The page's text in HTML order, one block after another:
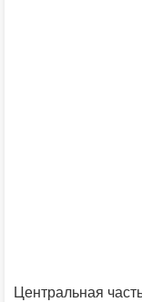
Центральная